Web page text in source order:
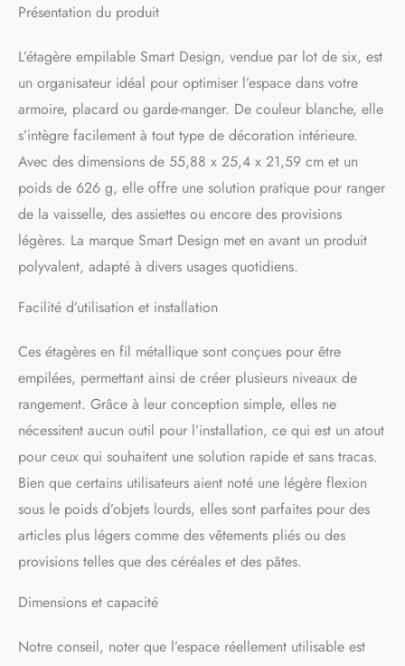
Présentation du produit
L’étagère empilable Smart Design, vendue par lot de six, est
un organisateur idéal pour optimiser l’espace dans votre
armoire, placard ou garde-manger. De couleur blanche, elle
s’intègre facilement à tout type de décoration intérieure.
Avec des dimensions de 55,88 x 25,4 x 21,59 cm et un
poids de 626 g, elle offre une solution pratique pour ranger
de la vaisselle, des assiettes ou encore des provisions
légères. La marque Smart Design met en avant un produit
polyvalent, adapté à divers usages quotidiens.
Facilité d’utilisation et installation
Ces étagères en fil métallique sont conçues pour être
empilées, permettant ainsi de créer plusieurs niveaux de
rangement. Grâce à leur conception simple, elles ne
nécessitent aucun outil pour l’installation, ce qui est un atout
pour ceux qui souhaitent une solution rapide et sans tracas.
Bien que certains utilisateurs aient noté une légère flexion
sous le poids d’objets lourds, elles sont parfaites pour des
articles plus légers comme des vêtements pliés ou des
provisions telles que des céréales et des pâtes.
Dimensions et capacité
Notre conseil, noter que l’espace réellement utilisable est